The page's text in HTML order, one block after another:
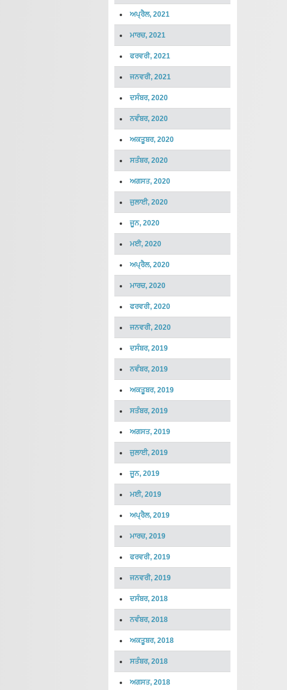
ਅਪ੍ਰੈਲ, 2021
ਮਾਰਚ, 2021
ਫਰਵਰੀ, 2021
ਜਨਵਰੀ, 2021
ਦਸੰਬਰ, 2020
ਨਵੰਬਰ, 2020
ਅਕਤੂਬਰ, 2020
ਸਤੰਬਰ, 2020
ਅਗਸਤ, 2020
ਜੁਲਾਈ, 2020
ਜੂਨ, 2020
ਮਈ, 2020
ਅਪ੍ਰੈਲ, 2020
ਮਾਰਚ, 2020
ਫਰਵਰੀ, 2020
ਜਨਵਰੀ, 2020
ਦਸੰਬਰ, 2019
ਨਵੰਬਰ, 2019
ਅਕਤੂਬਰ, 2019
ਸਤੰਬਰ, 2019
ਅਗਸਤ, 2019
ਜੁਲਾਈ, 2019
ਜੂਨ, 2019
ਮਈ, 2019
ਅਪ੍ਰੈਲ, 2019
ਮਾਰਚ, 2019
ਫਰਵਰੀ, 2019
ਜਨਵਰੀ, 2019
ਦਸੰਬਰ, 2018
ਨਵੰਬਰ, 2018
ਅਕਤੂਬਰ, 2018
ਸਤੰਬਰ, 2018
ਅਗਸਤ, 2018